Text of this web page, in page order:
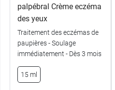
Cliniquement testée sous
dermatologique.
Dispositif médical avec
Pour une application sur
existe la
crème
palpébral Crème eczéma
des yeux
Traitement des eczémas de
paupières - Soulage
immédiatement - Dès 3 mois
15 ml